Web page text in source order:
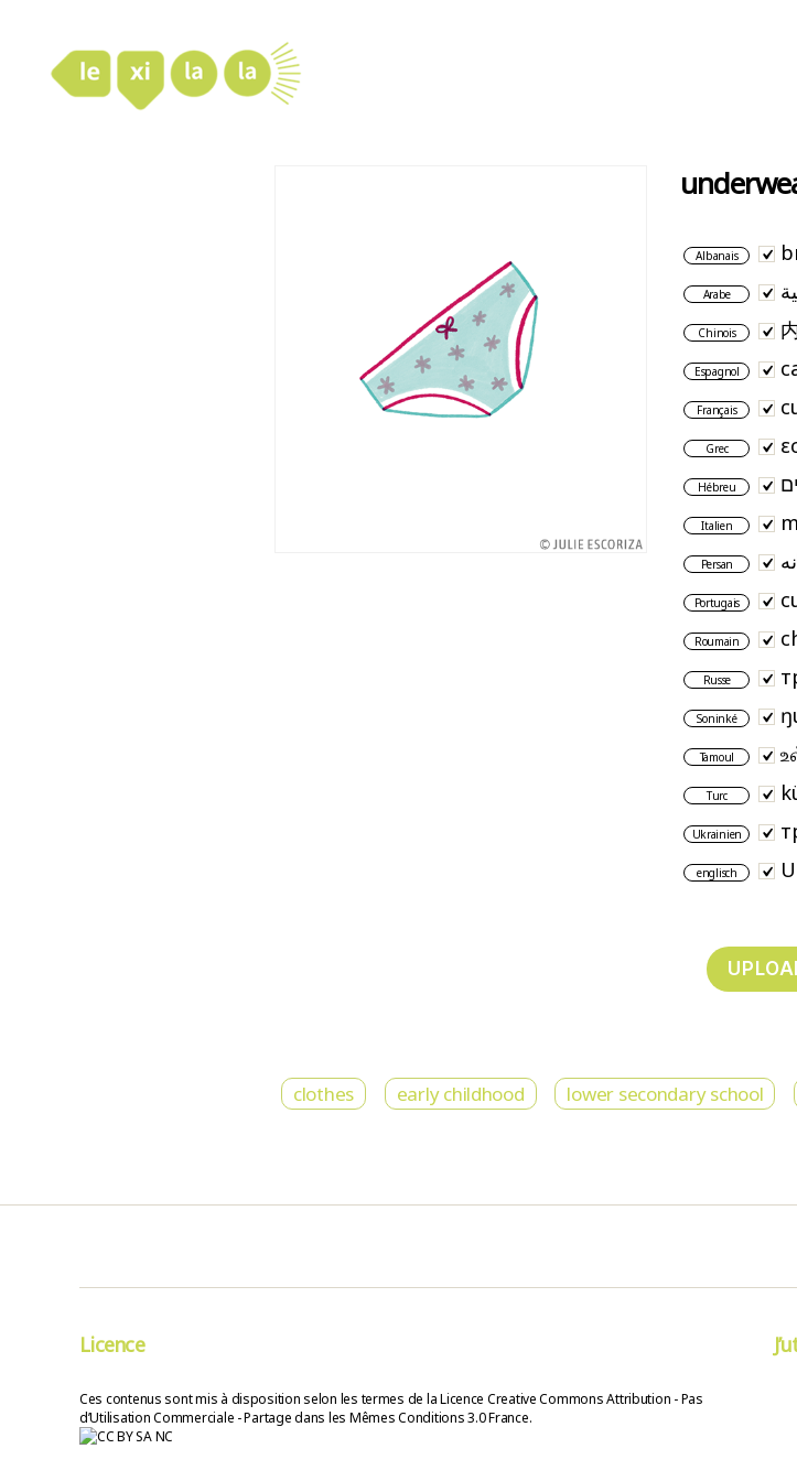
Albanais
Arabe
Chinois
Espagnol
Français
Grec
Hébreu
Italien
Persan
Portugais
Roumain
Russe
Soninké
Tamoul
Turc
Ukrainien
englisch
clothes early childhood lower secondary school
Licence
Ces contenus sont mis à disposition selon les termes de la Licence Creative Commons Attribution - Pas
d’Utilisation Commerciale - Partage dans les Mêmes Conditions 3.0 France.